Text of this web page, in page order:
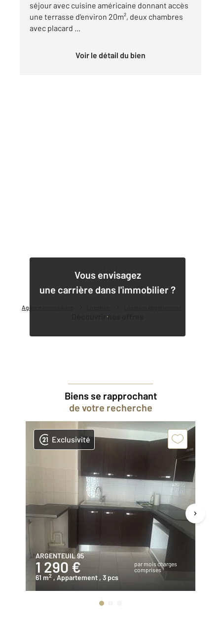
Agence immobilière
séjour avec cuisine américaine donnant accès
une terrasse d'environ 20m², deux chambres
avec placard ...
Voir le détail du bien
Vous envisagez
une carrière dans l'immobilier ?
Découvrir nos offres
Biens se rapprochant
de votre recherche
Exclusivité
ARGENTEUIL 95
1 290 €
par mois charges
comprises
61 m2 , Appartement , 3 pcs